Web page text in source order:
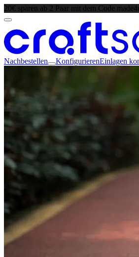
20€ sparen ab 2 Paar mit dem Code
Nachbestellen KonfigurierenEinlagen